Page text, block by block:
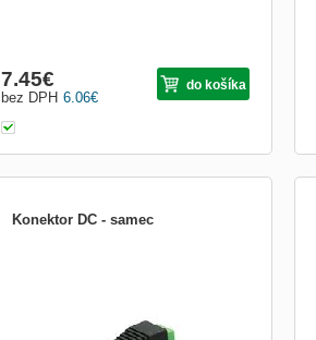
6.06€
bez DPH
7.45€ do košíka
Konektor DC - samec